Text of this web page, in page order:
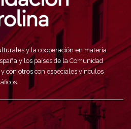
y la cooperación en materia
y los países de la Comunidad
con otros con especiales vínculos